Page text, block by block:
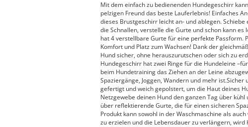
Mit dem einfach zu bedienenden Hundegeschirr
pelzigen Freund das beste Lauferlebnis! Einfaches
dieses Brustgeschirr leicht an- und ablegen.
die Schnallen, verstelle die Gurte und schon kann
hat 4 verstellbare Gurte für eine perfekte Passform.
Komfort und Platz zum Wachsen! Dank der
Hund sicher, ohne herauszurutschen oder sich zu
Hundegeschirr hat zwei Ringe für die Hundeleine
beim Hundetraining das Ziehen an der Leine
Spaziergänge, Joggen, Wandern und mehr
gefertigt und weich gepolstert, um die Haut deines
Netzgewebe deinen Hund den ganzen Tag über
über reflektierende Gurte, die für einen sicheren
Produkt kann sowohl in der Waschmaschine als
zu erzielen und die Lebensdauer zu verlängern, wird